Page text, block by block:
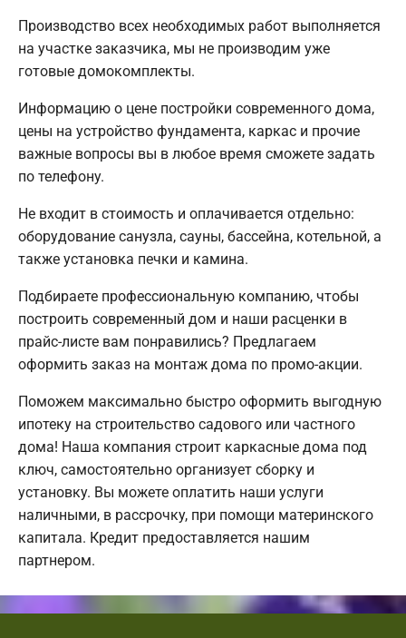
Производство всех необходимых работ выполняется
на участке заказчика, мы не производим уже
готовые домокомплекты.
Информацию о цене постройки современного дома,
цены на устройство фундамента, каркас и прочие
важные вопросы вы в любое время сможете задать
по телефону.
Не входит в стоимость и оплачивается отдельно:
оборудование санузла, сауны, бассейна, котельной, а
также установка печки и камина.
Подбираете профессиональную компанию, чтобы
построить современный дом и наши расценки в
прайс-листе вам понравились? Предлагаем
оформить заказ на монтаж дома по промо-акции.
Поможем максимально быстро оформить выгодную
ипотеку на строительство садового или частного
дома! Наша компания строит каркасные дома под
ключ, самостоятельно организует сборку и
установку. Вы можете оплатить наши услуги
наличными, в рассрочку, при помощи материнского
капитала. Кредит предоставляется нашим
партнером.